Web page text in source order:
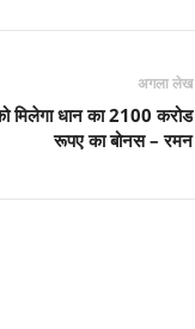
अगला लेख
मिलेगा धान का 2100 करोड
रूपए का बोनस – रमन